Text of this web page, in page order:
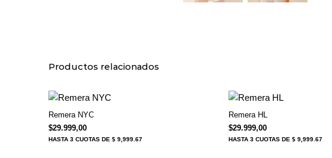
Productos relacionados
Remera NYC
$29.999,00
HASTA 3 CUOTASDE $ 9,999.67
Remera HL
$29.999,00
HASTA 3 CUOTAS DE $ 9,999.67